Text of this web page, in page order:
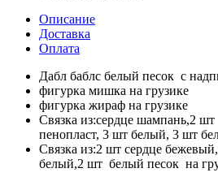
Описание
Доставка
Оплата
Дабл баблс белый песок с
фигурка мишка на грузике
фигурка жираф на грузике
Связка из:сердце шампань,2
пенопласт, 3 шт белый, 3 шт
Связка из:2 шт сердце
белый,2 шт белый песок на